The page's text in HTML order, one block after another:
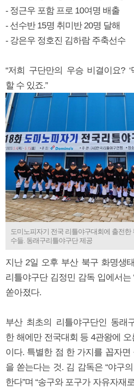
- 정근우 포함 프로 10여명 배출
- 선수반 15명 취미반 20명 달해
- 강은우 정호진 김하람 주축선수
“저희 구단만의 우승 비결이요? ‘
할 수 있죠.”
도미노피자기 전국 리틀야구대회에 출전한
수들. 동래구리틀야구단 제공
지난 2일 오후 부산 북구 화명생
리틀야구단 김정민 감독 입에서는
쏟아졌다.
부산 최초의 리틀야구단인 동래
한 해에만 전국대회 등 4관왕에
이다. 특별한 점 한 가지를 꼽자면
을 쏟는다는 것. 김 감독은 “야구
한다”며 “송구와 포구가 자유자재